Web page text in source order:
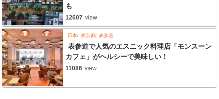
も
12607 view
日本 東京都 表参道
表参道で人気のエスニック料理店「モンスーン
カフェ」がヘルシーで美味しい！
11086 view